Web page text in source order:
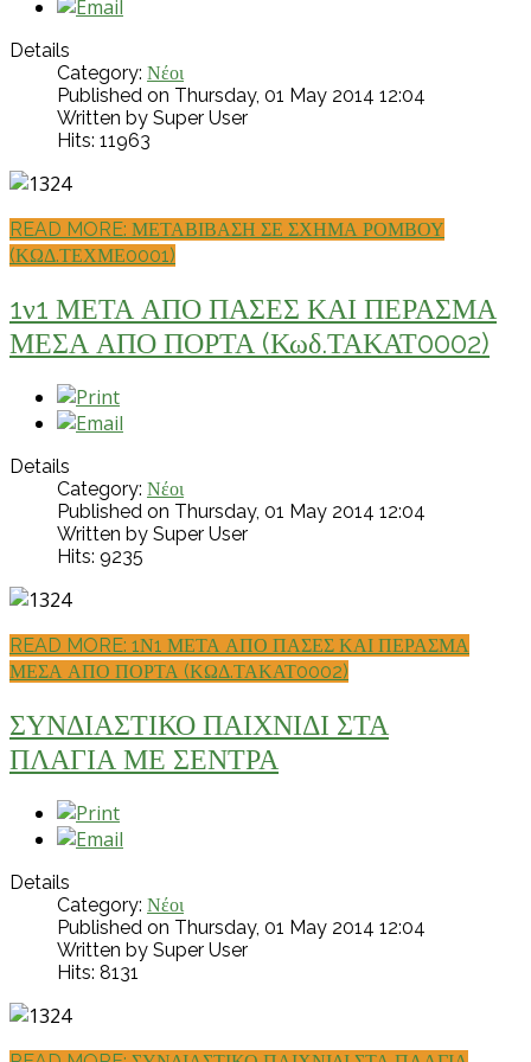
Details
Category: Νέοι
Published on Thursday, 01 May 2014 12:04
Written by Super User
Hits: 11963
READ MORE: ΜΕΤΑΒΙΒΑΣΗ ΣΕ ΣΧΗΜΑ ΡΟΜΒΟΥ
(ΚΩΔ.ΤΕΧΜΕ0001)
1ν1 ΜΕΤΑ ΑΠΟ ΠΑΣΕΣ ΚΑΙ ΠΕΡΑΣΜΑ
ΜΕΣΑ ΑΠΟ ΠΟΡΤΑ (Κωδ.ΤΑΚΑΤ0002)
Details
Category: Νέοι
Published on Thursday, 01 May 2014 12:04
Written by Super User
Hits: 9235
READ MORE: 1Ν1 ΜΕΤΑ ΑΠΟ ΠΑΣΕΣ ΚΑΙ ΠΕΡΑΣΜΑ
ΜΕΣΑ ΑΠΟ ΠΟΡΤΑ (ΚΩΔ.ΤΑΚΑΤ0002)
ΣΥΝΔΙΑΣΤΙΚΟ ΠΑΙΧΝΙΔΙ ΣΤΑ
ΠΛΑΓΙΑ ΜΕ ΣΕΝΤΡΑ
Details
Category: Νέοι
Published on Thursday, 01 May 2014 12:04
Written by Super User
Hits: 8131